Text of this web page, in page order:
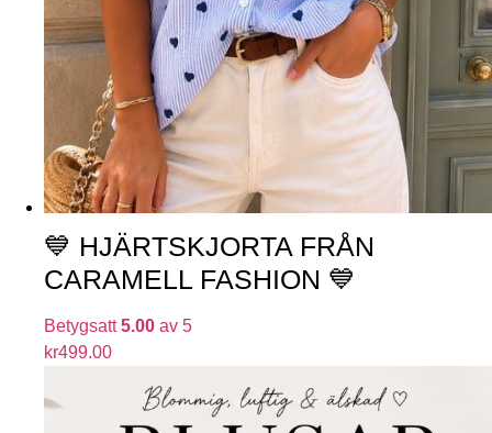
💙 HJÄRTSKJORTA FRÅN
CARAMELL FASHION 💙
Betygsatt5.00 av 5
kr499.00